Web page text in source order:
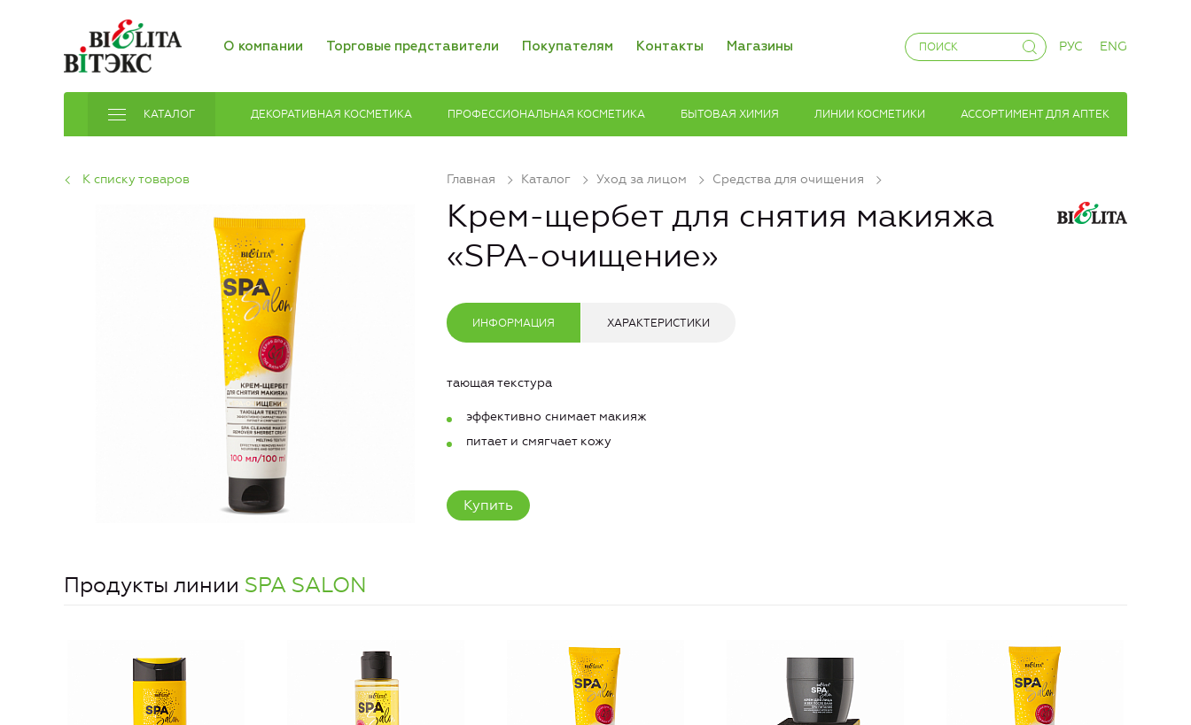
О компании Торговые представители Покупателям Контакты Магазины РУС ENG
КАТАЛОГ ДЕКОРАТИВНАЯ КОСМЕТИКА ПРОФЕССИОНАЛЬНАЯ КОСМЕТИКА БЫТОВАЯ ХИМИЯ ЛИНИИ КОСМЕТИКИ АССОРТИМЕНТ ДЛЯ АПТЕК
Главная Каталог Уход за лицом Средства для очищения
К списку товаров
Крем-щербет для снятия макияжа
«SPA-очищение»
ИНФОРМАЦИЯ ХАРАКТЕРИСТИКИ
тающая текстура
эффективно снимает макияж
питает и смягчает кожу
Купить
Продукты линии SPA SALON